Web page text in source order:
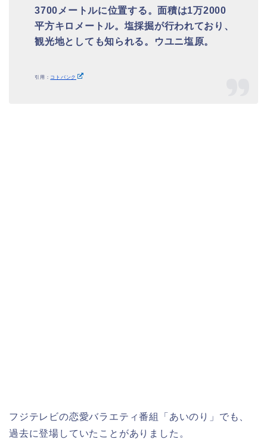
3700メートルに位置する。面積は1万2000
平方キロメートル。塩採掘が行われており、
観光地としても知られる。ウユニ塩原。
引用： コトバンク
フジテレビの恋愛バラエティ番組「あいのり」でも、
過去に登場していたことがありました。